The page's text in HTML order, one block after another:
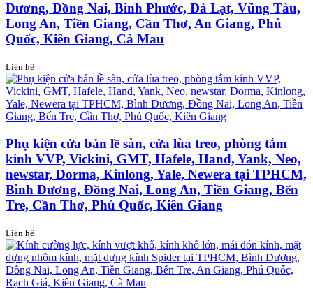
Dương, Đồng Nai, Bình Phước, Đà Lạt, Vũng Tàu,
Long An, Tiền Giang, Cần Thơ, An Giang, Phú
Quốc, Kiên Giang, Cà Mau
Liên hệ
Phụ kiện cửa bản lề sàn, cửa lùa treo, phòng tắm
kính VVP, Vickini, GMT, Hafele, Hand, Yank, Neo,
newstar, Dorma, Kinlong, Yale, Newera tại TPHCM,
Bình Dương, Đồng Nai, Long An, Tiền Giang, Bến
Tre, Cần Thơ, Phú Quốc, Kiên Giang
Liên hệ